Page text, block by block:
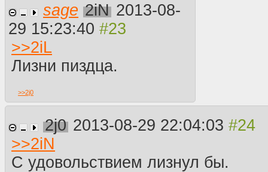
sage 2iN 2013-08-
29 15:23:40
>>2iL
Лизни пиздца.
>>2j0
2j0 2013-08-29 22:04:03
>>2iN
С удовольствием лизнул бы.